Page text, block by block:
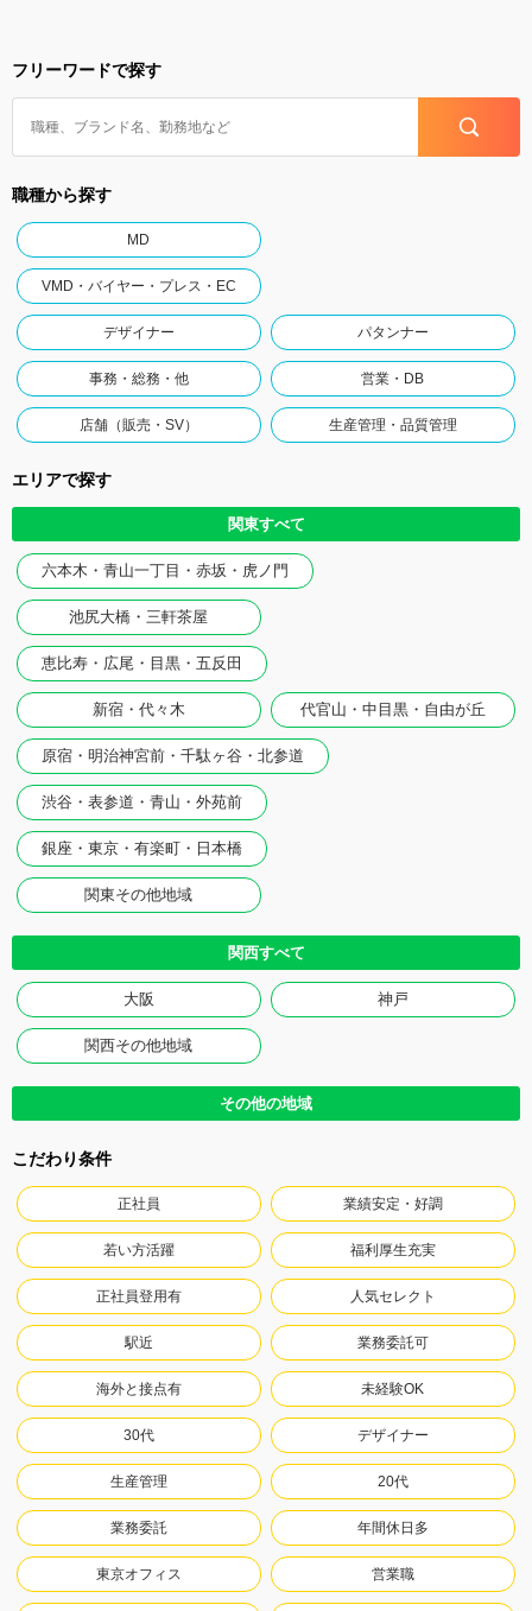
フリーワードで探す
職種から探す
MD
VMD・バイヤー・プレス・EC
デザイナー パタンナー
事務・総務・他 営業・DB
店舗（販売・SV） 生産管理・品質管理
エリアで探す
関東すべて
六本木・青山一丁目・赤坂・虎ノ門
池尻大橋・三軒茶屋
恵比寿・広尾・目黒・五反田
新宿・代々木 代官山・中目黒・自由が丘
原宿・明治神宮前・千駄ヶ谷・北参道
渋谷・表参道・青山・外苑前
銀座・東京・有楽町・日本橋
関東その他地域
関西すべて
大阪 神戸
関西その他地域
その他の地域
こだわり条件
正社員 業績安定・好調
若い方活躍 福利厚生充実
正社員登用有 人気セレクト
駅近 業務委託可
海外と接点有 未経験OK
30代 デザイナー
生産管理 20代
業務委託 年間休日多
東京オフィス 営業職